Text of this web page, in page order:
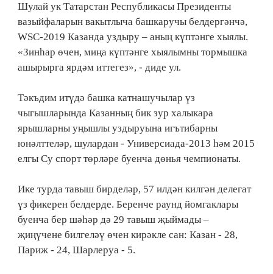
Шулай ук Татарстан Республикасы Президенты
вазыйфаларын вакытлыча башкаручы белдергәнчә,
WSC-2019 Казанда уздыру – аның күптәнге хыялы.
«Зинһар өчен, миңа күптәнге хыялымны тормышка
ашырырга ярдәм иттегез», - диде ул.
Тәкъдим итүдә башка катнашучылар үз
чыгышларында Казанның бик зур халыкара
ярышларны уңышлы уздыруына игътибарны
юнәлттеләр, шулардан - Универсиада-2013 һәм 2015
елгы Су спорт төрләре буенча дөнья чемпионаты.
Ике турда тавыш бирделәр, 57 илдән килгән делегат
үз фикерен белдерде. Беренче раунд йомгаклары
буенча бер шәһәр дә 29 тавыш җыймады –
җиңүчене билгеләү өчен кирәкле сан: Казан - 28,
Париж - 24, Шарлеруа - 5.